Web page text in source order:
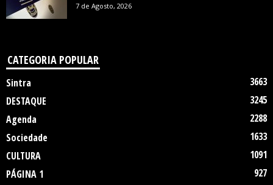
7 de Agosto, 2026
CATEGORIA POPULAR
Sintra
3663
DESTAQUE
3245
Agenda
2288
Sociedade
1633
CULTURA
1091
PÁGINA 1
927